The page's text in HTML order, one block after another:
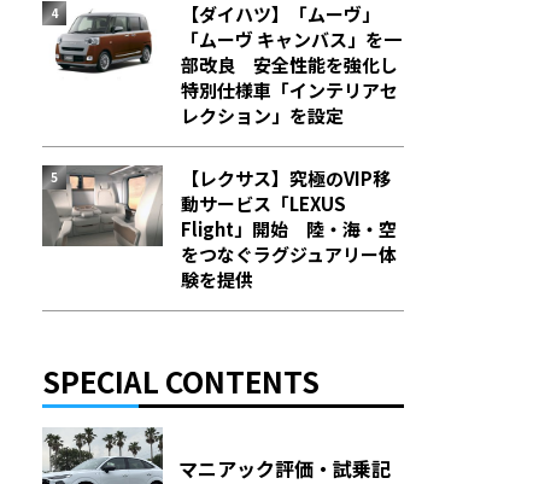
【ダイハツ】「ムーヴ」
「ムーヴ キャンバス」を一
部改良 安全性能を強化し
特別仕様車「インテリアセ
レクション」を設定
【レクサス】究極のVIP移
動サービス「LEXUS
Flight」開始 陸・海・空
をつなぐラグジュアリー体
験を提供
SPECIAL CONTENTS
マニアック評価・試乗記